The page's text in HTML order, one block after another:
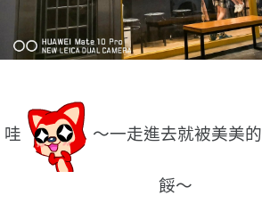
哇 〜一走進去就被美美
餒〜